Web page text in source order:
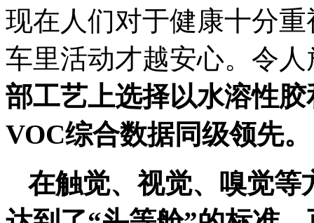
现在人们对于健康十分
车里活动才越安心。令
部工艺上选择以水溶性
VOC综合数据同级领先。
在触觉、视觉、嗅觉等